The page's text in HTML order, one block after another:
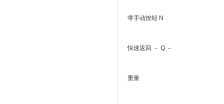
带手动按钮 N
快速返回 － Q －
重量